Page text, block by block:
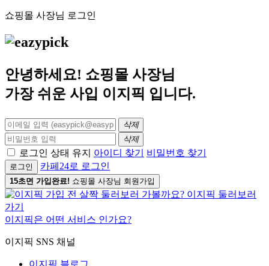
쇼핑몰 사장님 로그인
안녕하세요! 쇼핑몰 사장님
가장 쉬운 사입 이지픽 입니다.
삭제
삭제
로그인 상태 유지 아이디 찾기 비밀번호 찾기
로그인 카페24로 로그인
15초면 가입완료! 쇼핑몰 사장님 회원가입
이지픽은 어떤 서비스 인가요?
이지픽 SNS 채널
이지픽 블로그